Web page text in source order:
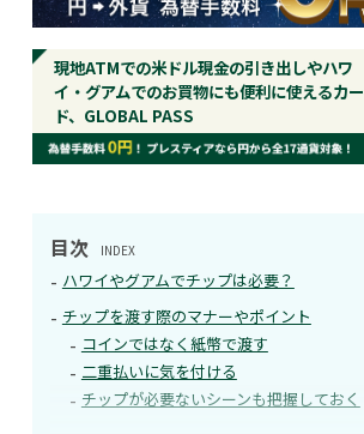
現地ATMでの米ドル現金の引き出しやハワ
イ・グアムでのお買物にも便利に使えるカー
ド、GLOBAL PASS
目次 INDEX
ハワイやグアムでチップは必要？
チップを渡す際のマナーやポイント
コインではなく紙幣で渡す
二重払いに気を付ける
チップが必要ないシーンも把握しておく